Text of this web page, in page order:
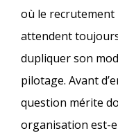
où le recrutement
attendent
dupliquer son
pilotage. Avant
question mérite
organisation est-